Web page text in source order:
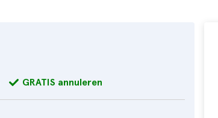
GRATIS annuleren